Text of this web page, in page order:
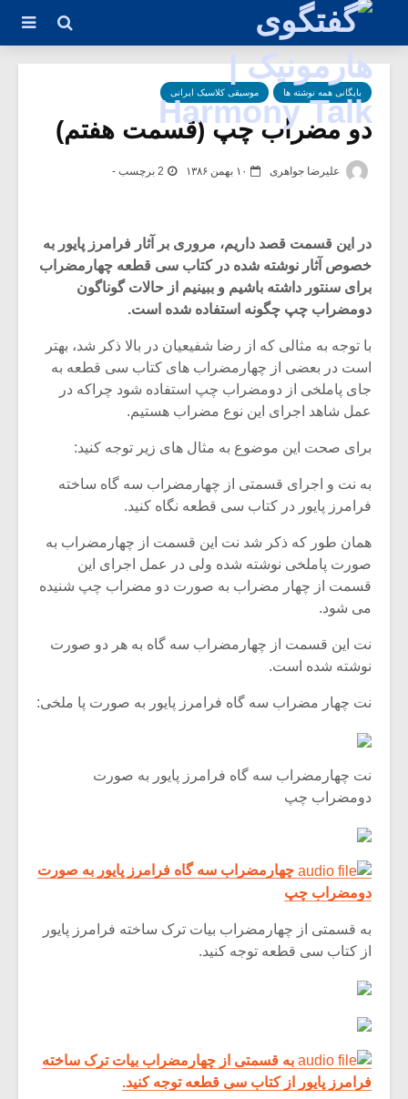
بایگانی همه نوشته ها موسیقی کلاسیک ایرانی
دو مضراب چپ (قسمت هفتم)
علیرضا جواهری ۱۰ بهمن ۱۳۸۶ 2 برچسب -
در این قسمت قصد داریم، مروری بر آثار فرامرز پایور به
خصوص آثار نوشته شده در کتاب سی قطعه چهارمضراب
برای سنتور داشته باشیم و ببینیم از حالات گوناگون
دومضراب چپ چگونه استفاده شده است.
با توجه به مثالی که از رضا شفیعیان در بالا ذکر شد، بهتر
است در بعضی از چهارمضراب های کتاب سی قطعه به
جای پاملخی از دومضراب چپ استفاده شود چراکه در
عمل شاهد اجرای این نوع مضراب هستیم.
برای صحت این موضوع به مثال های زیر توجه کنید:
به نت و اجرای قسمتی از چهارمضراب سه گاه ساخته
فرامرز پایور در کتاب سی قطعه نگاه کنید.
همان طور که ذکر شد نت این قسمت از چهارمضراب به
صورت پاملخی نوشته شده ولی در عمل اجرای این
قسمت از چهار مضراب به صورت دو مضراب چپ شنیده
می شود.
نت این قسمت از چهارمضراب سه گاه به هر دو صورت
نوشته شده است.
نت چهار مضراب سه گاه فرامرز پایور به صورت پا ملخی:
نت چهارمضراب سه گاه فرامرز پایور به صورت
دومضراب چپ
چهارمضراب سه گاه فرامرز پایور به صورت
دومضراب چپ
به قسمتی از چهارمضراب بیات ترک ساخته فرامرز پایور
از کتاب سی قطعه توجه کنید.
به قسمتی از چهارمضراب بیات ترک ساخته
فرامرز پایور از کتاب سی قطعه توجه کنید.